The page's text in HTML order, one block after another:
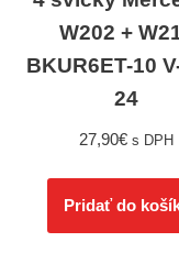
W202 +
BKUR6ET-10
24
27,90€ s DPH
Pridať do